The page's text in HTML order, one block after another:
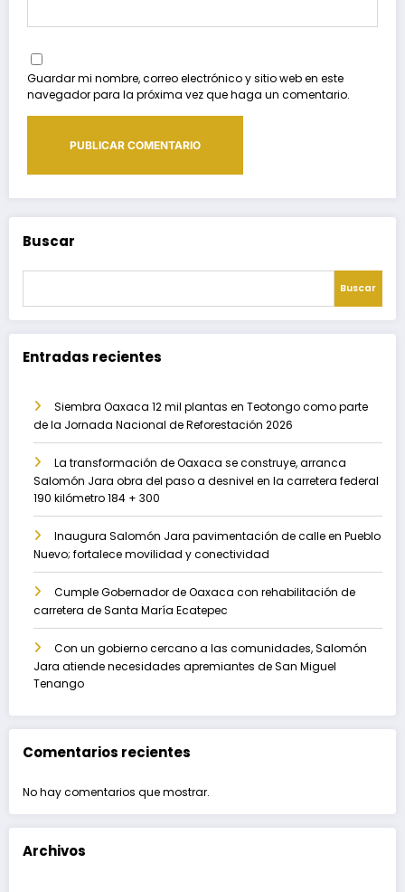
Guardar mi nombre, correo electrónico y sitio web en este
navegador para la próxima vez que haga un comentario.
Buscar
Buscar
Entradas recientes
Siembra Oaxaca 12 mil plantas en Teotongo como parte
de la Jornada Nacional de Reforestación 2026
La transformación de Oaxaca se construye, arranca
Salomón Jara obra del paso a desnivel en la carretera federal
190 kilómetro 184 + 300
Inaugura Salomón Jara pavimentación de calle en Pueblo
Nuevo; fortalece movilidad y conectividad
Cumple Gobernador de Oaxaca con rehabilitación de
carretera de Santa María Ecatepec
Con un gobierno cercano a las comunidades, Salomón
Jara atiende necesidades apremiantes de San Miguel
Tenango
Comentarios recientes
No hay comentarios que mostrar.
Archivos